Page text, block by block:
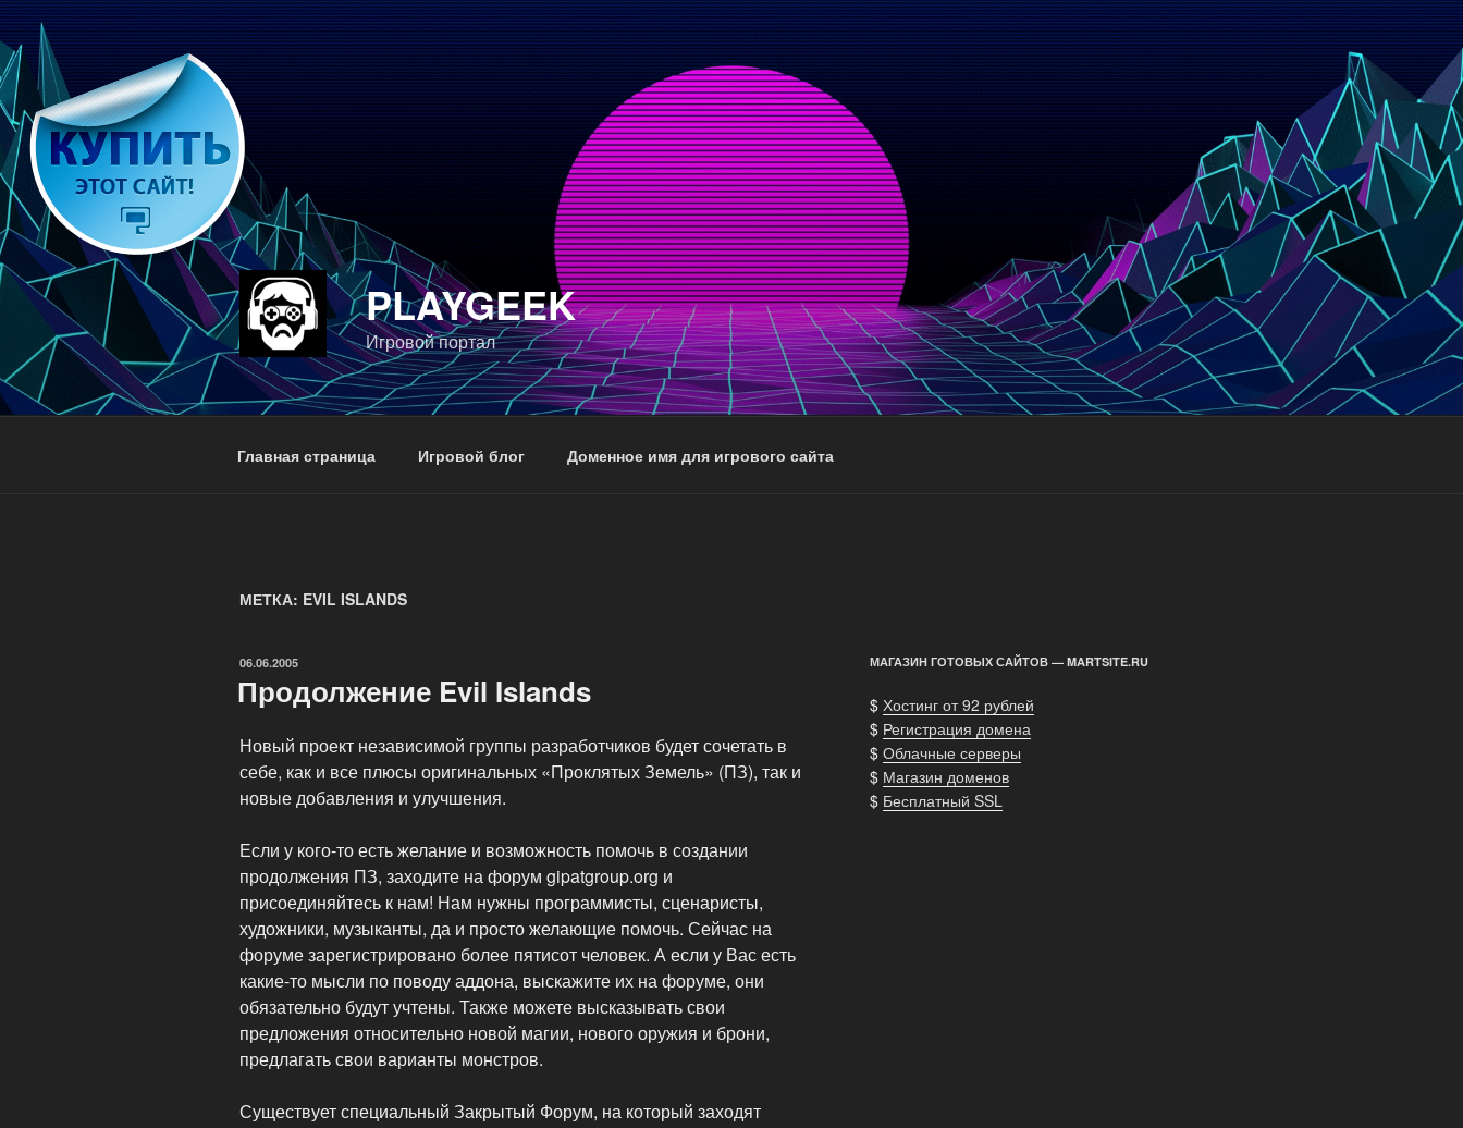
Перейти
к
содержимому
PLAYGEEK
Игровой портал
Главная страница Игровой блог Доменное имя для игрового сайта
МЕТКА: EVIL ISLANDS
ОПУБЛИКОВАНО
06.06.2005
Продолжение Evil Islands
Новый проект независимой группы разработчиков будет сочетать в
себе, как и все плюсы оригинальных «Проклятых Земель» (ПЗ), так и
новые добавления и улучшения.
Если у кого-то есть желание и возможность помочь в создании
продолжения ПЗ, заходите на форум gipatgroup.org и
присоединяйтесь к нам! Нам нужны программисты, сценаристы,
художники, музыканты, да и просто желающие помочь. Сейчас на
форуме зарегистрировано более пятисот человек. А если у Вас есть
какие-то мысли по поводу аддона, выскажите их на форуме, они
обязательно будут учтены. Также можете высказывать свои
предложения относительно новой магии, нового оружия и брони,
предлагать свои варианты монстров.
Существует специальный Закрытый Форум, на который заходят
МАГАЗИН ГОТОВЫХ САЙТОВ — MARTSITE.RU
$ Хостинг от 92 рублей
$ Регистрация домена
$ Облачные серверы
$ Магазин доменов
$ Бесплатный SSL